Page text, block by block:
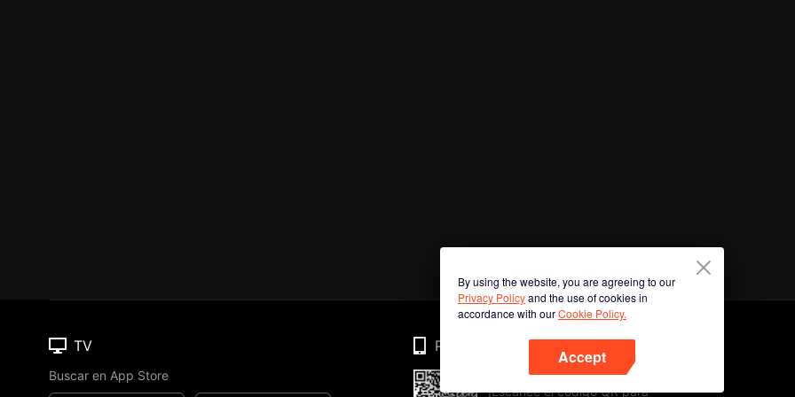
By using the website, you are agreeing to our
Privacy Policyand the use of cookies in
accordance with ourCookie Policy.
Accept
TV
Buscar en App Store
Phone
¡Escanee el código QR para